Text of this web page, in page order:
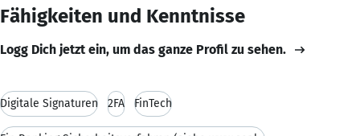
Fähigkeiten und Kenntnisse
Logg Dich jetzt ein, um das ganze Profil zu sehen.
Digitale Signaturen 2FA FinTech